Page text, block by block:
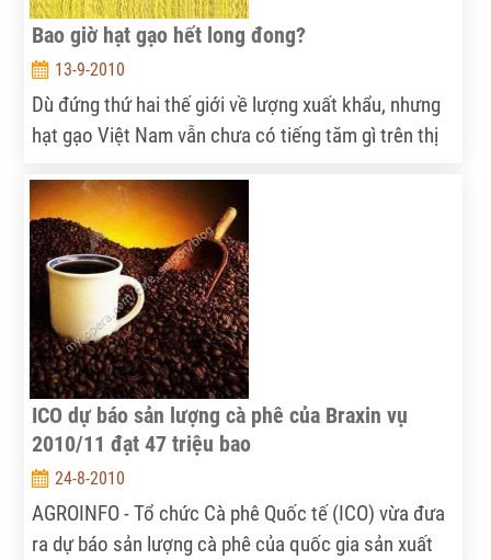
Bao giờ hạt gạo hết long đong?
13-9-2010
Dù đứng thứ hai thế giới về lượng xuất khẩu, nhưng
hạt gạo Việt Nam vẫn chưa có tiếng tăm gì trên thị
khi phải tự xoay xở tìm đầu ra cho hạt gạo.
ICO dự báo sản lượng cà phê của Braxin vụ
2010/11 đạt 47 triệu bao
24-8-2010
AGROINFO - Tổ chức Cà phê Quốc tế (ICO) vừa đưa
ra dự báo sản lượng cà phê của quốc gia sản xuất